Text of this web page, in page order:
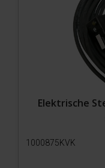
Elektrische
1000875KVK